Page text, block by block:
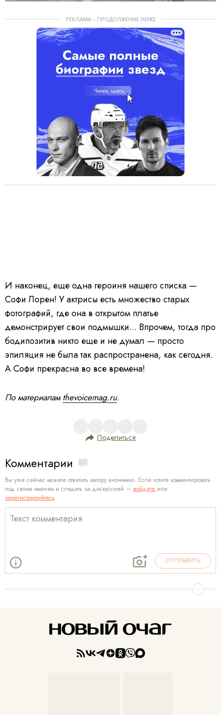
РЕКЛАМА – ПРОДОЛЖЕНИЕ НИЖЕ
И наконец, еще одна героиня нашего списка —
Софи Лорен! У актрисы есть множество старых
фотографий, где она в открытом платье
демонстрирует свои подмышки... Впрочем, тогда про
бодипозитив никто еще и не думал — просто
эпиляция не была так распространена, как сегодня.
А Софи прекрасна во все времена!
По материалам thevoicemag.ru.
Поделиться
Комментарии
Вы уже сейчас можете ответить автору анонимно. Если хотите комментировать
под своим именем и следить за дискуссией — войдите или
зарегистрируйтесь
ОТПРАВИТЬ